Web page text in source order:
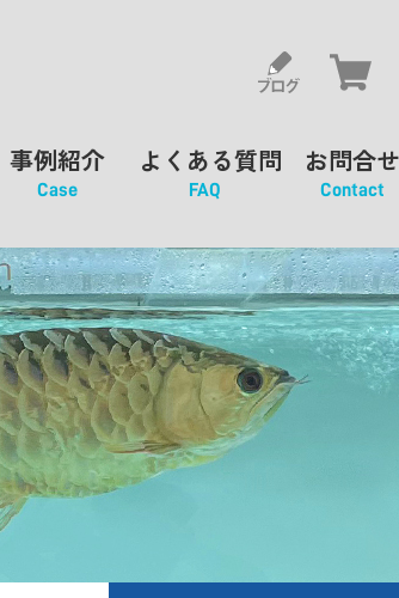
事例紹介
Case
よくある質問
FAQ
お問合せ
Contact